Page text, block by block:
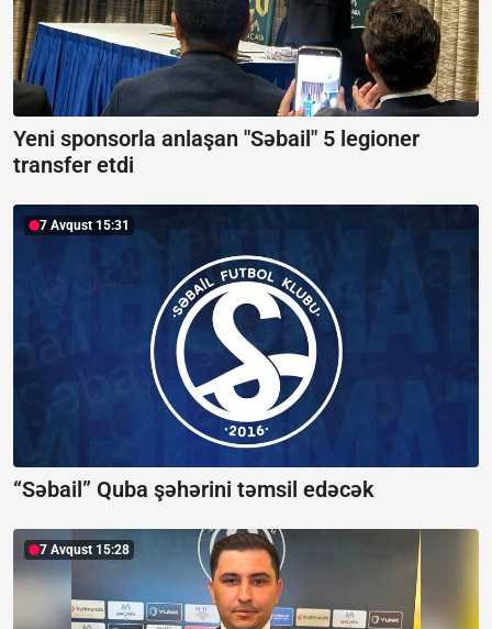
Yeni sponsorla anlaşan "Səbail" 5 legioner
transfer etdi
7 Avqust 15:31
“Səbail” Quba şəhərini təmsil edəcək
7 Avqust 15:28